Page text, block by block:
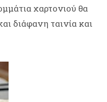
χαρτονιού θα
διάφανη ταινία και